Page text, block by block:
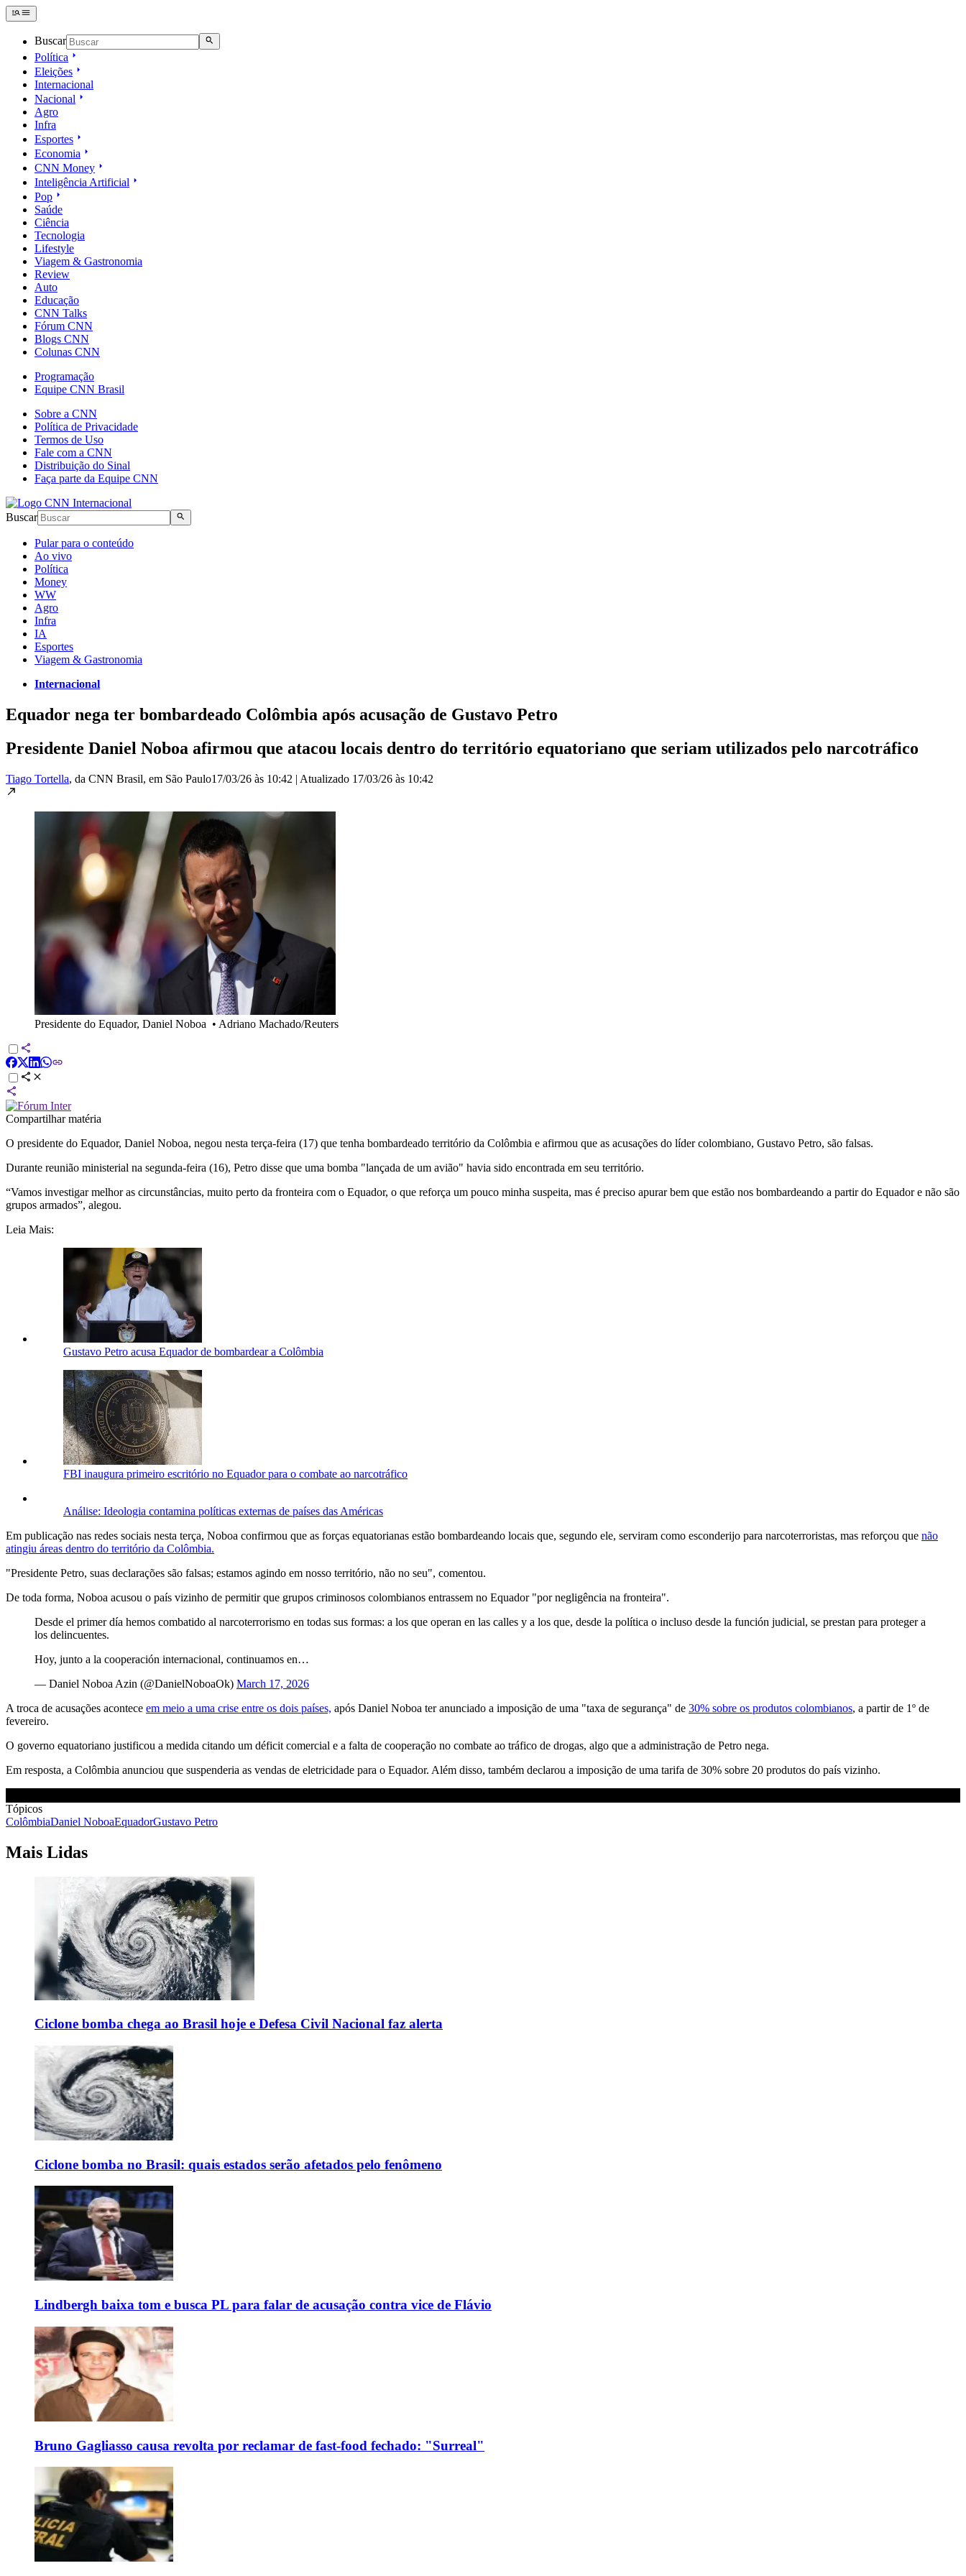
Buscar
Política
Eleições
Internacional
Nacional
Agro
Infra
Esportes
Economia
CNN Money
Inteligência Artificial
Pop
Saúde
Ciência
Tecnologia
Lifestyle
Viagem & Gastronomia
Review
Auto
Educação
CNN Talks
Fórum CNN
Blogs CNN
Colunas CNN
Programação
Equipe CNN Brasil
Sobre a CNN
Política de Privacidade
Termos de Uso
Fale com a CNN
Distribuição do Sinal
Faça parte da Equipe CNN
Buscar
Pular para o conteúdo
Ao vivo
Política
Money
WW
Agro
Infra
IA
Esportes
Viagem & Gastronomia
Internacional
Equador nega ter bombardeado Colômbia após acusação de Gustavo Petro
Presidente Daniel Noboa afirmou que atacou locais dentro do território equatoriano que seriam utilizados pelo narcotráfico
Tiago Tortella, da CNN Brasil, em São Paulo17/03/26 às 10:42 | Atualizado 17/03/26 às 10:42
Presidente do Equador, Daniel Noboa • Adriano Machado/Reuters
Compartilhar matéria
O presidente do Equador, Daniel Noboa, negou nesta terça-feira (17) que tenha bombardeado território da Colômbia e afirmou que as acusações do líder colombiano, Gustavo Petro, são falsas.
Durante reunião ministerial na segunda-feira (16), Petro disse que uma bomba "lançada de um avião" havia sido encontrada em seu território.
“Vamos investigar melhor as circunstâncias, muito perto da fronteira com o Equador, o que reforça um pouco minha suspeita, mas é preciso apurar bem que estão nos bombardeando a partir do Equador e não são
grupos armados”, alegou.
Leia Mais:
Gustavo Petro acusa Equador de bombardear a Colômbia
FBI inaugura primeiro escritório no Equador para o combate ao narcotráfico
Análise: Ideologia contamina políticas externas de países das Américas
Em publicação nas redes sociais nesta terça, Noboa confirmou que as forças equatorianas estão bombardeando locais que, segundo ele, serviram como esconderijo para narcoterroristas, mas reforçou que não
atingiu áreas dentro do território da Colômbia.
"Presidente Petro, suas declarações são falsas; estamos agindo em nosso território, não no seu", comentou.
De toda forma, Noboa acusou o país vizinho de permitir que grupos criminosos colombianos entrassem no Equador "por negligência na fronteira".
Desde el primer día hemos combatido al narcoterrorismo en todas sus formas: a los que operan en las calles y a los que, desde la política o incluso desde la función judicial, se prestan para proteger a
los delincuentes.
Hoy, junto a la cooperación internacional, continuamos en…
— Daniel Noboa Azin (@DanielNoboaOk) March 17, 2026
A troca de acusações acontece em meio a uma crise entre os dois países, após Daniel Noboa ter anunciado a imposição de uma "taxa de segurança" de 30% sobre os produtos colombianos, a partir de 1º de
fevereiro.
O governo equatoriano justificou a medida citando um déficit comercial e a falta de cooperação no combate ao tráfico de drogas, algo que a administração de Petro nega.
Em resposta, a Colômbia anunciou que suspenderia as vendas de eletricidade para o Equador. Além disso, também declarou a imposição de uma tarifa de 30% sobre 20 produtos do país vizinho.
Tópicos
ColômbiaDaniel NoboaEquadorGustavo Petro
Mais Lidas
Ciclone bomba chega ao Brasil hoje e Defesa Civil Nacional faz alerta
Ciclone bomba no Brasil: quais estados serão afetados pelo fenômeno
Lindbergh baixa tom e busca PL para falar de acusação contra vice de Flávio
Bruno Gagliasso causa revolta por reclamar de fast-food fechado: "Surreal"